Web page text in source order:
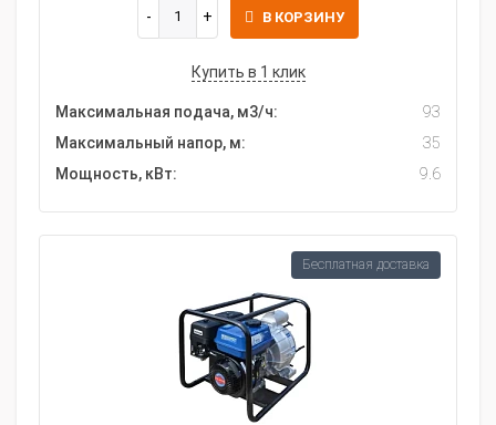
В КОРЗИНУ
Купить в 1 клик
Максимальная подача, м3/ч:
93
Максимальный напор, м:
35
Мощность, кВт:
9.6
Бесплатная доставка